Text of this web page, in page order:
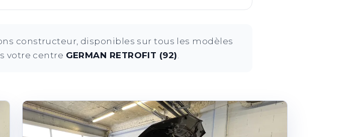
constructeur, disponibles sur tous les modèles
votre centre GERMAN RETROFIT (92).